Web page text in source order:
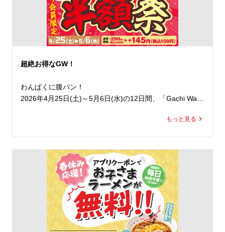
まずは下から豪快に混ぜて、そのままの味で。
そのあとは、お酢でさっぱりと、ラー油でピリッとした刺
激をプラス。
極めつけは、にんにくや魁力屋特製ヤンニンジャンでスタ
今年はマヨネーズや、スタミナ背脂の追加で背徳感をとこ
止まらないやみつきの旨さの「京都背脂醤油スタミナまぜ
そば」を思い切りかきこんで、5月病にも負けず、ランチ
超絶お得なGW！
わんぱくに腹パン！
2026年4月25日(土)～5月6日(水)の12日間、「Gachi Wan
期間中、ラーメン魁力屋公式アプリに配信されるクーポン
公式アプリをダウンロードすると、クーポンは即日取得で
き、期間中は毎日ご利用いただけます（ ※1日1回限
ご家族やご友人といろんな定食をシェアしたり、日替わり
でさまざまな定食を楽しんだりと、楽しみ方は自由自在で
もっと見る